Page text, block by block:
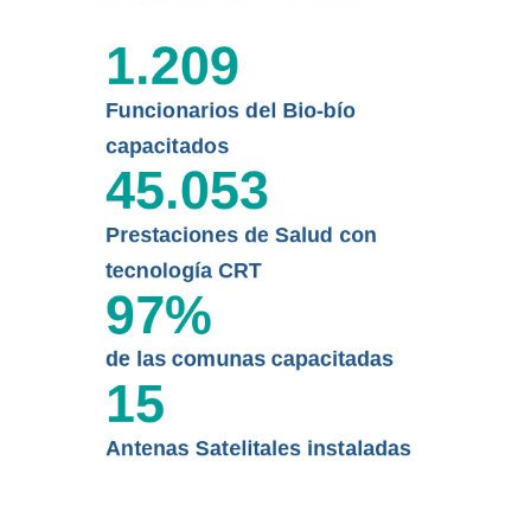
Funcionarios del Bio-bío
capacitados
1.209
Prestaciones de Salud con
tecnología CRT
45.053
de las comunas capacitadas
97%
Antenas Satelitales instaladas
15